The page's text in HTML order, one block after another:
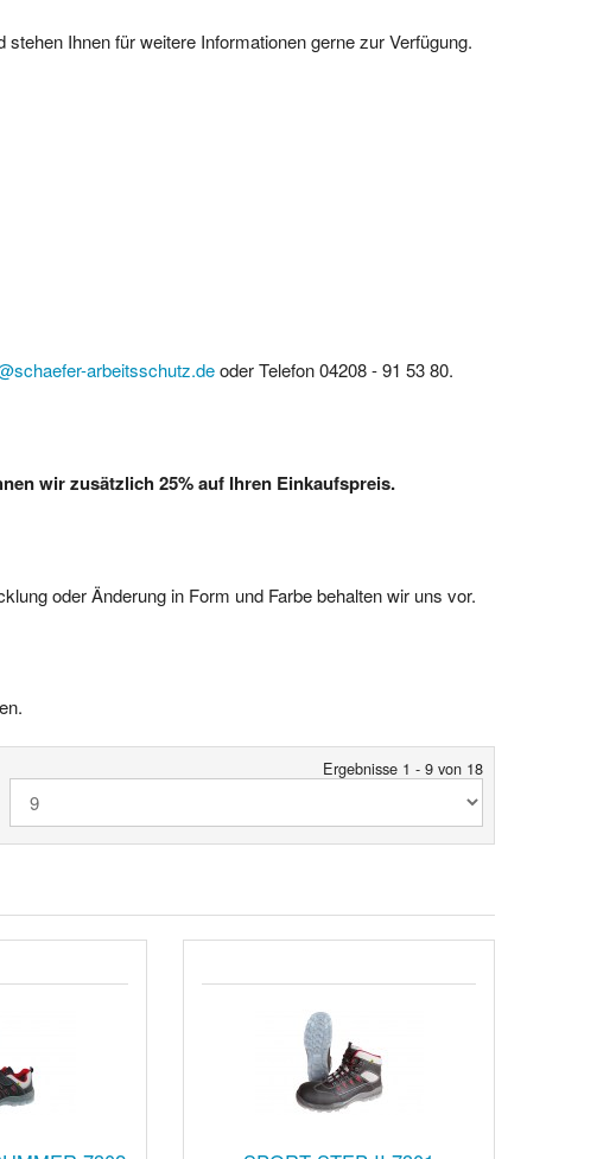
Ihnen für weitere Informationen gerne zur Verfügung.
arbeitsschutz.deoder Telefon 04208 - 91 53 80.
wir zusätzlich 25% auf Ihren Einkaufspreis.
oder Änderung in Form und Farbe behalten wir uns vor.
Ergebnisse 1 - 9 von 18